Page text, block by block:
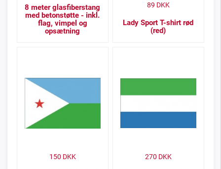
8 meter glasfiberstang
med betonstøtte - inkl.
flag, vimpel og
opsætning
Lady Sport T-shirt rød
(red)
89 DKK
150 DKK 270 DKK